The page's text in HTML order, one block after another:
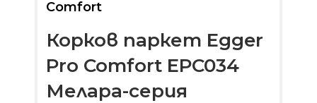
Comfort
Корков паркет Egger
Pro Comfort EPC034
Мелара-серия